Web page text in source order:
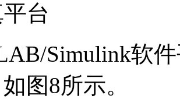
台
Simulink软
图8所示。